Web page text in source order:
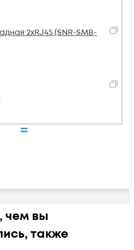
2хRJ45 (SNR-SMB-
чем вы
также